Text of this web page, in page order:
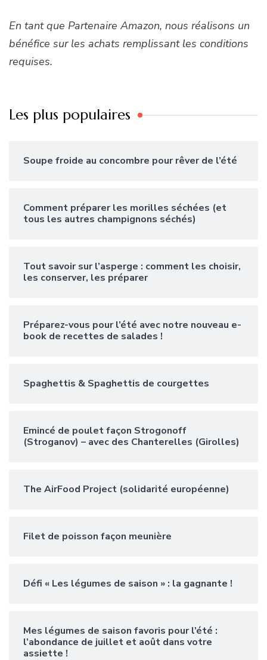
En tant que Partenaire Amazon, nous réalisons un
bénéfice sur les achats remplissant les conditions
requises.
Les plus populaires
Soupe froide au concombre pour rêver de l’été
Comment préparer les morilles séchées (et
tous les autres champignons séchés)
Tout savoir sur l’asperge : comment les choisir,
les conserver, les préparer
Préparez-vous pour l’été avec notre nouveau e-
book de recettes de salades !
Spaghettis & Spaghettis de courgettes
Emincé de poulet façon Strogonoff
(Stroganov) – avec des Chanterelles (Girolles)
The AirFood Project (solidarité européenne)
Filet de poisson façon meunière
Défi « Les légumes de saison » : la gagnante !
Mes légumes de saison favoris pour l’été :
l’abondance de juillet et août dans votre
assiette !